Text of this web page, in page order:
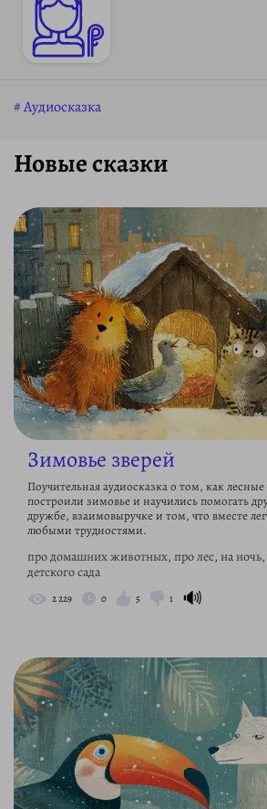
Аудиосказка
Новые сказки
Зимовье зверей
Поучительная аудиосказка о том, как
построили зимовье и научились помогать
дружбе, взаимовыручке и том, что вместе
любыми трудностями.
про домашних животных, про лес, на ночь,
детского сада
2 229 0 5 1 🔊